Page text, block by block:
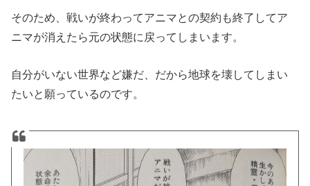
そのため、戦いが終わってアニマとの契約も終了してア
ニマが消えたら元の状態に戻ってしまいます。
自分がいない世界など嫌だ、だから地球を壊してしまい
たいと願っているのです。